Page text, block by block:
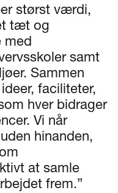
størst værdi,
tæt og
med
samt
Sammen
faciliteter,
hver bidrager
Vi når
hinanden,
at samle
frem.”